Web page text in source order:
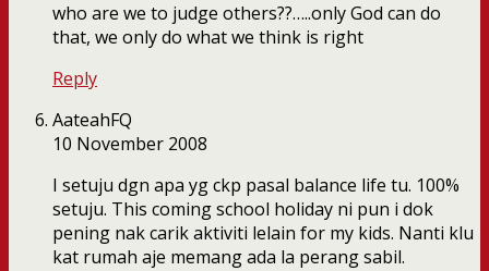
who are we to judge others??…..only God can do
that, we only do what we think is right
Reply
AateahFQ
10 November 2008
I setuju dgn apa yg ckp pasal balance life tu. 100%
setuju. This coming school holiday ni pun i dok
pening nak carik aktiviti lelain for my kids. Nanti klu
kat rumah aje memang ada la perang sabil.